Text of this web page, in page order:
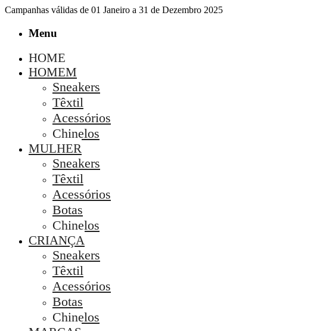
Campanhas válidas de 01 Janeiro a 31 de Dezembro 2025
Menu
HOME
HOMEM
Sneakers
Têxtil
Acessórios
Chinelos
MULHER
Sneakers
Têxtil
Acessórios
Botas
Chinelos
CRIANÇA
Sneakers
Têxtil
Acessórios
Botas
Chinelos